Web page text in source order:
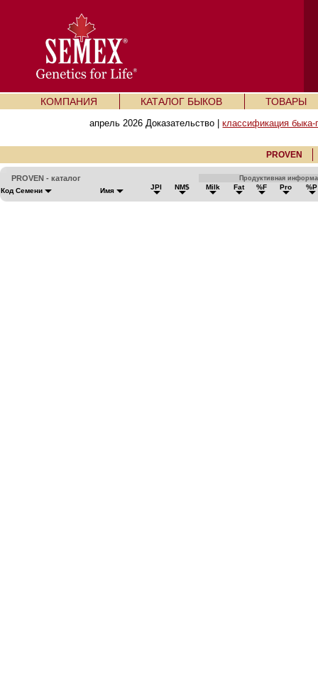
КОМПАНИЯ КАТАЛОГ БЫКОВ ТОВАРЫ
апрель 2026 Доказательство |классификация
PROVEN
PROVEN - каталог Продуктивная
Код Семени Имя JPI NM$ Milk Fat %F Pro %P